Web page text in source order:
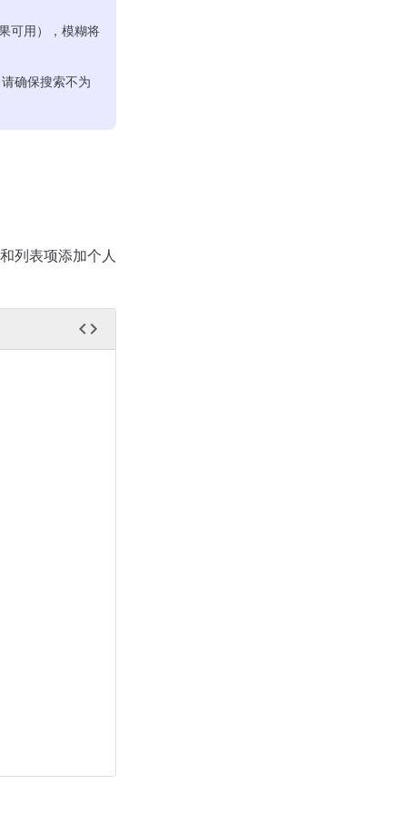
可用），模糊将
确保搜索不为
列表项添加个人